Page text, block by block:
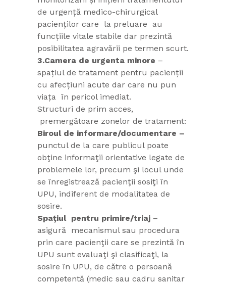
de urgență medico-chirurgical
pacienților care la preluare au
funcțiile vitale stabile dar prezintă
posibilitatea agravării pe termen scurt.
3.Camera de urgenta minore –
spațiul de tratament pentru pacienții
cu afecțiuni acute dar care nu pun
viața în pericol imediat.
Structuri de prim acces,
premergătoare zonelor de tratament:
Biroul de informare/documentare –
punctul de la care publicul poate
obţine informaţii orientative legate de
problemele lor, precum şi locul unde
se înregistrează pacienţii sosiţi în
UPU, indiferent de modalitatea de
sosire.
Spaţiul pentru primire/triaj –
asigură mecanismul sau procedura
prin care pacienţii care se prezintă în
UPU sunt evaluaţi şi clasificaţi, la
sosire în UPU, de către o persoană
competentă (medic sau cadru sanitar